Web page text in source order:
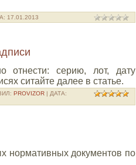
17.01.2013
отнести:серию, лот, дату
ситайте далее в статье.
PROVIZOR | ДАТА:
нормативных документов по